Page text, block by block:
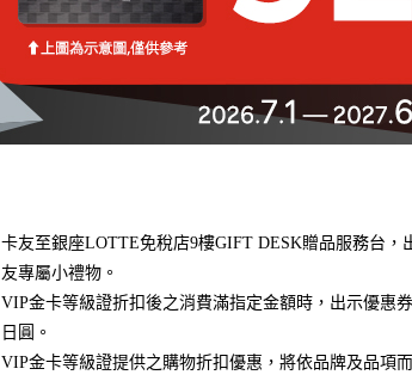
卡友至銀座LOTTE免稅店9樓GIFT DESK贈品服務台
友專屬小禮物。
VIP金卡等級證折扣後之消費滿指定金額時，出示優惠
日圓。
VIP金卡等級證提供之購物折扣優惠，將依品牌及品項